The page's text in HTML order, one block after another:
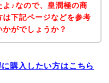
よ♪なので、皇潤極の商
下記ページなどを参考
がでしょうか？
購入したい方はこちら